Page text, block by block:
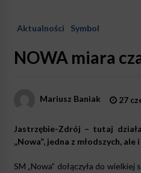
Aktualności Symbol
NOWA miara
Mariusz Baniak 27
Jastrzębie-Zdrój – tutaj
„Nowa”, jedna z młodszych,
SM „Nowa” dołączyła do